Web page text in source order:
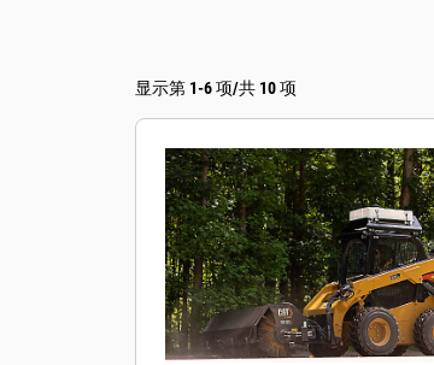
显示第 1-6 项/共 10 项